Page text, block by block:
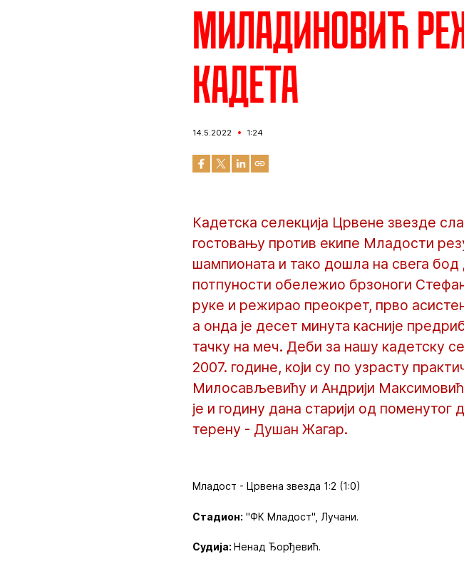
Миладиновић
кадета
14.5.2022 1:24
Кадетска селекција Црвене звезде
гостовању против екипе Младости
шампионата и тако дошла на свега
потпуности обележио брзоноги
руке и режирао преокрет, прво
а онда је десет минута касније
тачку на меч. Деби за нашу кадетску
2007. године, који су по узрасту
Милосављевићу и Андрији
је и годину дана старији од
терену - Душан Жагар.
Младост - Црвена звезда 1:2 (1:0)
Стадион: "ФК Младост", Лучани.
Судија:Ненад Ђорђевић.